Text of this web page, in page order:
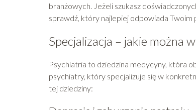
branżowych. Jeżeli szukasz
sprawdź, który najlepiej odpowiada Twoim
Specjalizacja – jakie można
Psychiatria to dziedzina medycyny, która
psychiatry, który specjalizuje się w
tej dziedziny: